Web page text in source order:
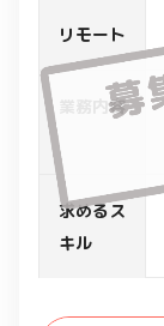
リモート
業務内容
求めるス
キル